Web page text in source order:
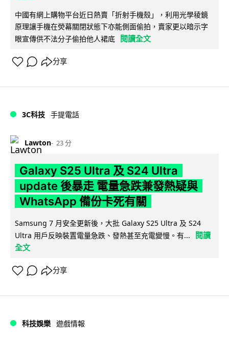
中國有網上購物平台近日熱賣「折射手機殼」，利用光學稜鏡
原理讓手機在熒幕關閉狀態下亦能側面偷拍，賣家更以暗示字
眼宣傳供不法分子偷拍他人裙底 閱讀全文
分享
3C科技 手提電話
Lawton 23 分
Galaxy S25 Ultra 及 S24 Ultra
update 後暴走 電量急跌兼發熱疑與
WhatsApp 備份卡死有關
Samsung 7 月安全更新後，大批 Galaxy S25 Ultra 及 S24
Ultra 用戶反映裝置電量急跌、發熱甚至充電變慢。有...
閱讀
全文
分享
科技娛樂 遊戲情報